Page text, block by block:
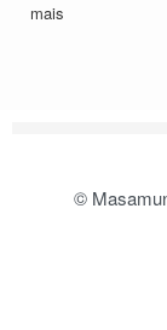
mais
©